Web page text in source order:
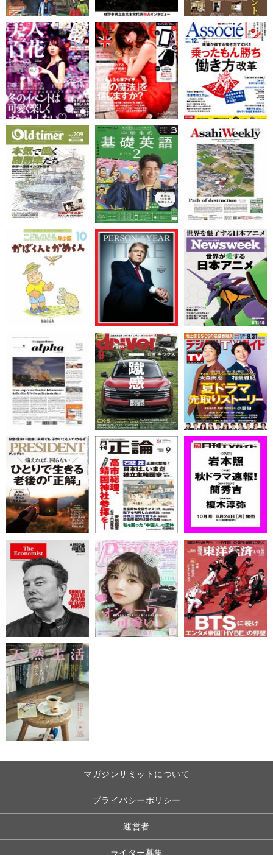
マガジンサミットについて
プライバシーポリシー
運営者
ライター募集